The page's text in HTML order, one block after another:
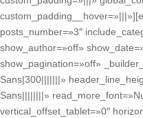
posts_number=»3″
show_author=»off»
show_pagination=»off»
Sans|300|||||||»
Sans||||||||»
vertical_offset_tablet=»0″